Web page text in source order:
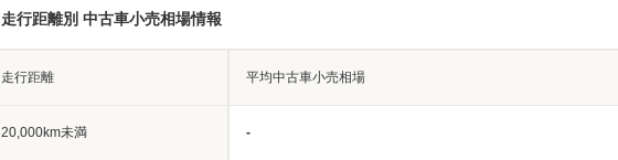
走行距離別 中古車小売相場情報
走行距離 平均中古車小売相場
20,000km未満 -